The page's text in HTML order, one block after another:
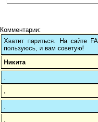
Комментарии:
Хватит париться. На сайте
пользуюсь, и вам советую!
Никита
.
.